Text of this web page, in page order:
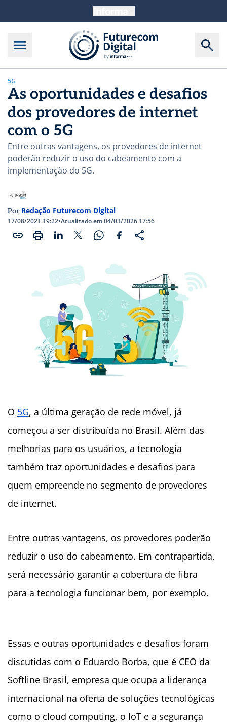
5G
As oportunidades e desafios
dos provedores de internet
com o 5G
Entre outras vantagens, os provedores de internet
poderão reduzir o uso do cabeamento com a
implementação do 5G.
Por Redação Futurecom Digital
17/08/2021 19:22•Atualizado em 04/03/2026 17:56
O 5G, a última geração de rede móvel, já
começou a ser distribuída no Brasil. Além das
melhorias para os usuários, a tecnologia
também traz oportunidades e desafios para
quem empreende no segmento de provedores
de internet.
Entre outras vantagens, os provedores poderão
reduzir o uso do cabeamento. Em contrapartida,
será necessário garantir a cobertura de fibra
para a tecnologia funcionar bem, por exemplo.
Essas e outras oportunidades e desafios foram
discutidas com o Eduardo Borba, que é CEO da
Softline Brasil, empresa que ocupa a liderança
internacional na oferta de soluções tecnológicas
como o cloud computing, o IoT e a segurança